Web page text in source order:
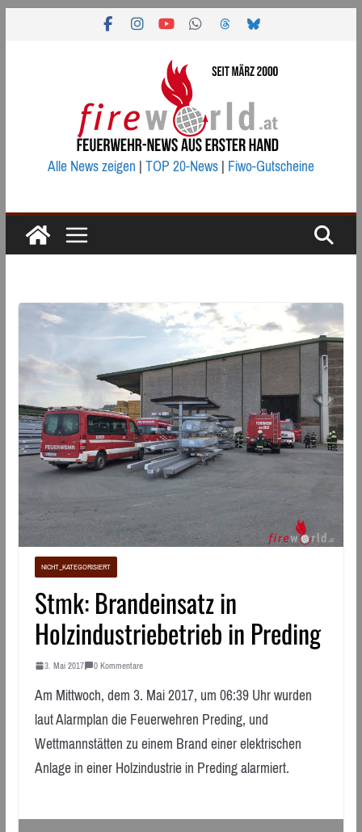
Alle News zeigen|TOP 20-News|Fiwo-Gutscheine
NICHT_KATEGORISIERT
Stmk: Brandeinsatz in
Holzindustriebetrieb in Preding
3. Mai 2017 0 Kommentare
Am Mittwoch, dem 3. Mai 2017, um 06:39 Uhr wurden
laut Alarmplan die Feuerwehren Preding, und
Wettmannstätten zu einem Brand einer elektrischen
Anlage in einer Holzindustrie in Preding alarmiert.